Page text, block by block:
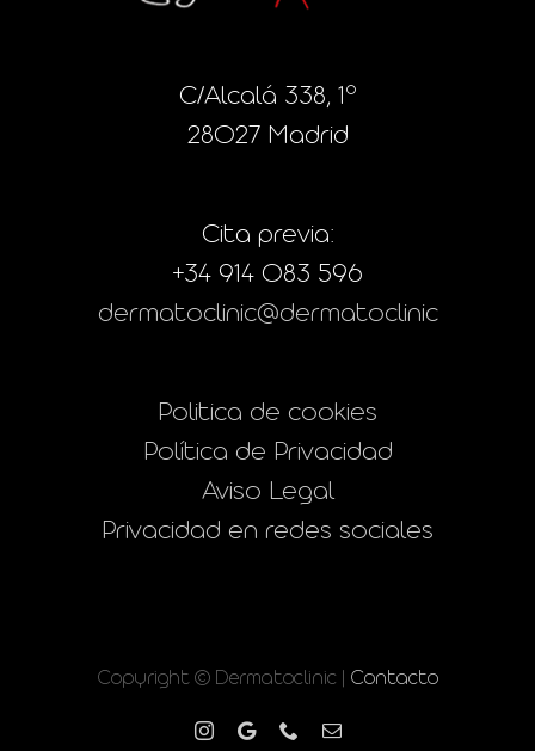
C/Alcalá 338, 1º
28027 Madrid
Cita previa:
+34 914 083 596
dermatoclinic@dermatoclinic
Politica de cookies
Política de Privacidad
Aviso Legal
Privacidad en redes sociales
Copyright © Dermatoclinic | Contacto
Instagram
Google PhoneCorreo